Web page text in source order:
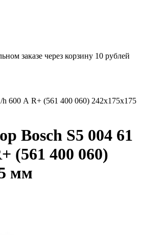
заказе через корзину 10 рублей
600 А R+ (561 400 060) 242x175x175
Bosch S5 004 61
(561 400 060)
мм